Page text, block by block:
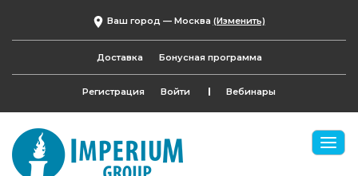
Ваш город — Москва (Изменить)
Доставка Бонусная программа
Регистрация Войти Вебинары